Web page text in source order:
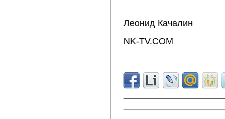
Леонид Качалин
NK-TV.COM